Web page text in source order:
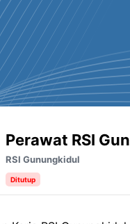
Perawat RSI
RSI Gunungkidul
Ditutup